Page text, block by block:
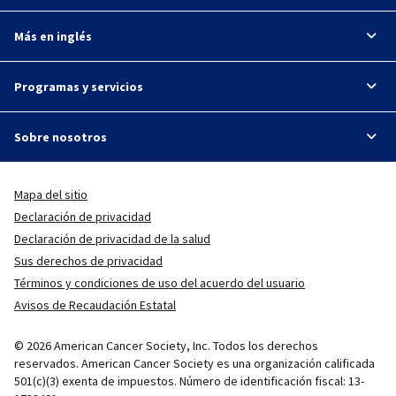
Más en inglés
Programas y servicios
Sobre nosotros
Mapa del sitio
Declaración de privacidad
Declaración de privacidad de la salud
Sus derechos de privacidad
Términos y condiciones de uso del acuerdo del usuario
Avisos de Recaudación Estatal
© 2026 American Cancer Society, Inc. Todos los derechos
reservados. American Cancer Society es una organización calificada
501(c)(3) exenta de impuestos. Número de identificación fiscal: 13-